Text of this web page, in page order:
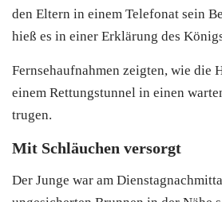
den Eltern in einem Telefonat sein
hieß es in einer Erklärung des
Fernsehaufnahmen zeigten, wie die
einem Rettungstunnel in einen
trugen.
Mit Schläuchen versorgt
Der Junge war am